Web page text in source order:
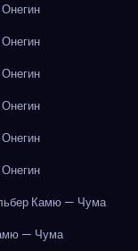
Камю — Чума
— Чума